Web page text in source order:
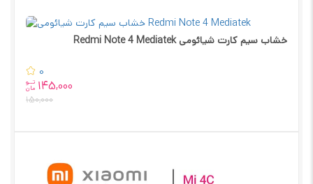
خشاب سیم کارت شیائومی Redmi Note 4 Mediatek
0
تــو
مان 145,000
150,000